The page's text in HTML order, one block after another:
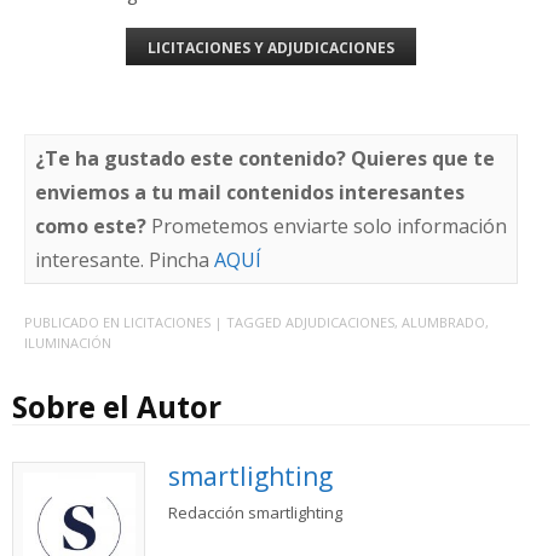
LICITACIONES Y ADJUDICACIONES
¿Te ha gustado este contenido? Quieres que te
enviemos a tu mail contenidos interesantes
como este? Prometemos enviarte solo información
interesante. Pincha AQUÍ
PUBLICADO EN LICITACIONES | TAGGED ADJUDICACIONES, ALUMBRADO,
ILUMINACIÓN
Sobre el Autor
smartlighting
Redacción smartlighting